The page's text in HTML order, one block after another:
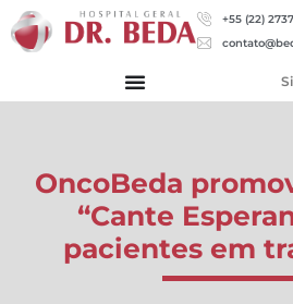
+55 (22)
OncoBeda
“Cante
pacientes em